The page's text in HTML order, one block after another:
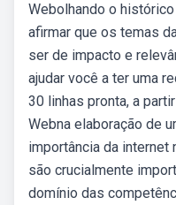
Webolhando o
afirmar que os temas
ser de impacto e
ajudar você a ter uma
30 linhas pronta, a
Webna elaboração de
importância da internet
são crucialmente
domínio das